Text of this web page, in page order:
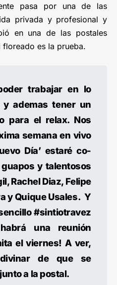
pasa por una de las
privada y profesional y
en una de las postales
es la prueba.
trabajar en lo
ademas tener un
para el relax. Nos
semana en vivo
Día’ estaré co-
y talentosos
Rachel Diaz, Felipe
y Quique Usales. Y
#sintiotravez
una reunión
el viernes! A ver,
de que se
a la postal.